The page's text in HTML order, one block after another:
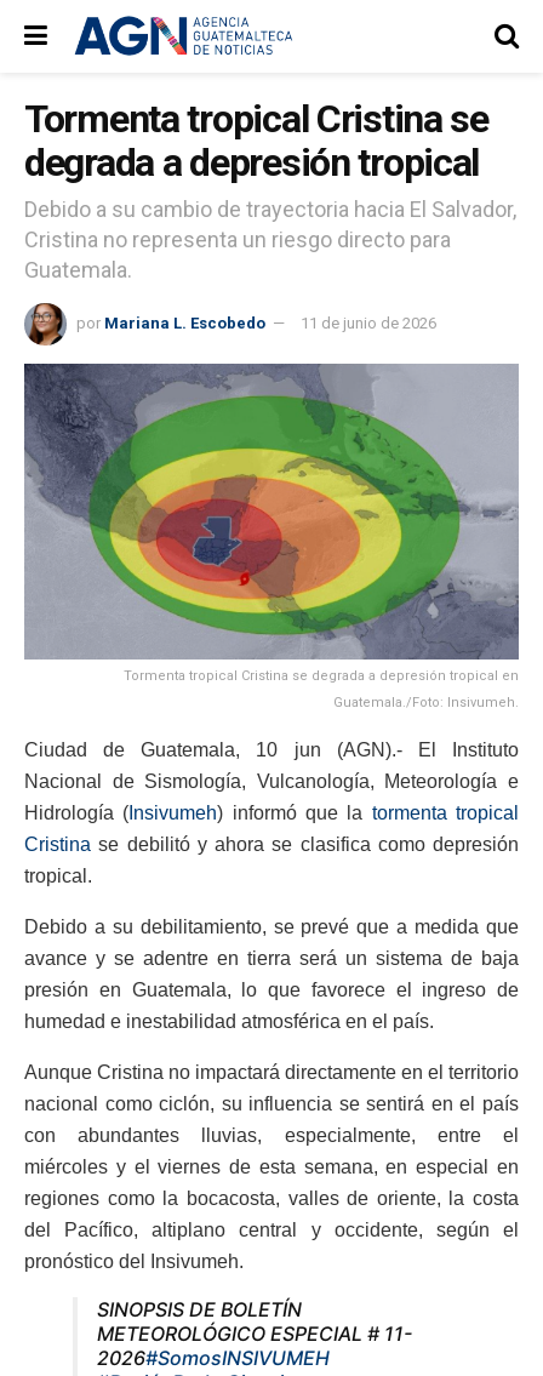
Tormenta tropical Cristina se
degrada a depresión tropical
Debido a su cambio de trayectoria hacia El Salvador,
Cristina no representa un riesgo directo para
Guatemala.
por Mariana L. Escobedo 11 de junio de 2026
Tormenta tropical Cristina se degrada a depresión tropical en
Guatemala./Foto: Insivumeh.
Ciudad de Guatemala, 10 jun (AGN).- El Instituto
Nacional de Sismología, Vulcanología, Meteorología e
Hidrología ( Insivumeh) informó que la tormenta tropical
Cristina se debilitó y ahora se clasifica como depresión
tropical.
Debido a su debilitamiento, se prevé que a medida que
avance y se adentre en tierra será un sistema de baja
presión en Guatemala, lo que favorece el ingreso de
humedad e inestabilidad atmosférica en el país.
Aunque Cristina no impactará directamente en el territorio
nacional como ciclón, su influencia se sentirá en el país
con abundantes lluvias, especialmente, entre el
miércoles y el viernes de esta semana, en especial en
regiones como la bocacosta, valles de oriente, la costa
del Pacífico, altiplano central y occidente, según el
pronóstico del Insivumeh.
SINOPSIS DE BOLETÍN
METEOROLÓGICO ESPECIAL # 11-
2026#SomosINSIVUMEH